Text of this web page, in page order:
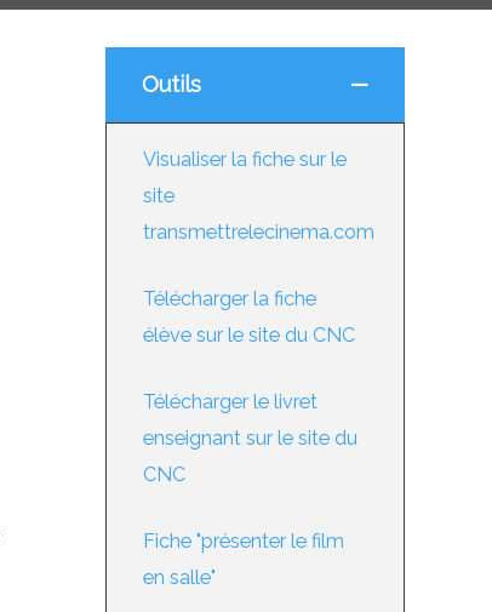
Outils
Visualiser la fiche sur le
site
transmettrelecinema.com
Télécharger la fiche
élève sur le site du CNC
Télécharger le livret
enseignant sur le site du
CNC
Fiche "présenter le film
en salle"